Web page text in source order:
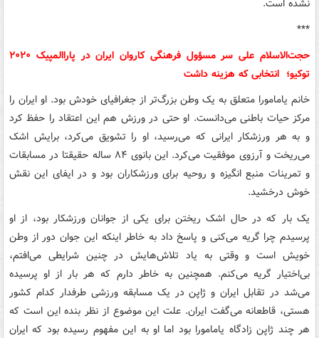
نشده است.
***
حجت‌الاسلام علی سر مسؤول فرهنگی کاروان ایران در پاراالمپیک ۲۰۲۰
توکیو؛ انتخابی که هزینه داشت
خانم یامامورا متعلق به یک وطن بزرگ‌تر از جغرافیای خودش بود. او ایران را
مرکز حیات باطنی می‌دانست. او حتی در ورزش هم این اعتقاد را حفظ کرد
و به هر ورزشکار ایرانی که می‌رسید، او را تشویق می‌کرد، برایش اشک
می‌ریخت و آرزوی موفقیت می‌کرد. این بانوی ۸۴ ساله حقیقتا در مسابقات
و تمرینات منبع انگیزه و روحیه برای ورزشکاران بود و در ایفای این نقش
خوش درخشید.
یک بار که در حال اشک ریختن برای یکی از جوانان ورزشکار بود، از او
پرسیدم چرا گریه می‌کنی و پاسخ داد به خاطر اینکه این جوان دور از وطن
خویش است و وقتی به یاد تلاش‌هایش در چنین شرایطی می‌افتم،
بی‌اختیار گریه می‌کنم. همچنین به خاطر دارم که هر بار از او پرسیده
می‌شد در تقابل ایران و ژاپن در یک مسابقه ورزشی طرفدار کدام کشور
هستی، قاطعانه می‌گفت ایران. علت این موضوع از نظر بنده این است که
هر چند ژاپن زادگاه یامامورا بود اما او به این مفهوم رسیده بود که ایران